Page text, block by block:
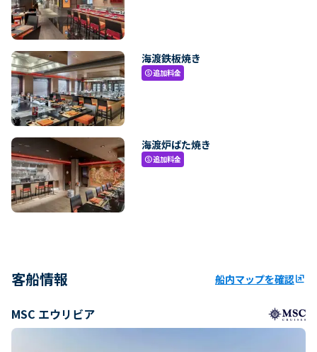
海渡鉄板焼き
paid追加料金
海渡炉ばた焼き
paid追加料金
客船情報 船内マップを確認ungroup
MSC エウリビア